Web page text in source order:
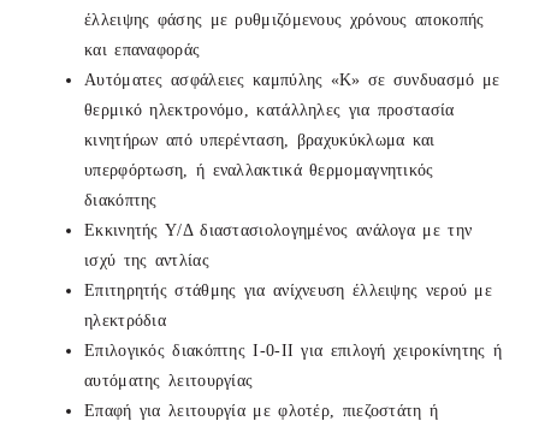
έλλειψης φάσης με ρυθμιζόμενους χρόνους αποκοπής
και επαναφοράς
Αυτόματες ασφάλειες καμπύλης «Κ» σε συνδυασμό με
θερμικό ηλεκτρονόμο, κατάλληλες για προστασία
κινητήρων από υπερένταση, βραχυκύκλωμα και
υπερφόρτωση, ή εναλλακτικά θερμομαγνητικός
διακόπτης
Εκκινητής Υ/Δ διαστασιολογημένος ανάλογα με την
ισχύ της αντλίας
Επιτηρητής στάθμης για ανίχνευση έλλειψης νερού με
ηλεκτρόδια
Επιλογικός διακόπτης Ι-0-ΙΙ για επιλογή χειροκίνητης ή
αυτόματης λειτουργίας
Επαφή για λειτουργία με φλοτέρ, πιεζοστάτη ή